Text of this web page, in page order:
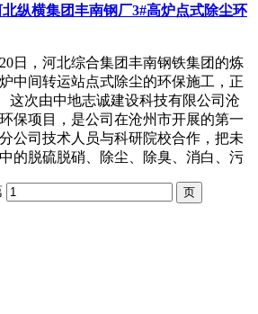
北纵横集团丰南钢厂3#高炉点式除尘环
，河北综合集团丰南钢铁集团的炼
中间转运站点式除尘的环保施工，正
次由中地志诚建设科技有限公司沧
保项目，是公司在沧州市开展的第一
公司技术人员与科研院校合作，把未
的脱硫脱硝、除尘、除臭、消白、污